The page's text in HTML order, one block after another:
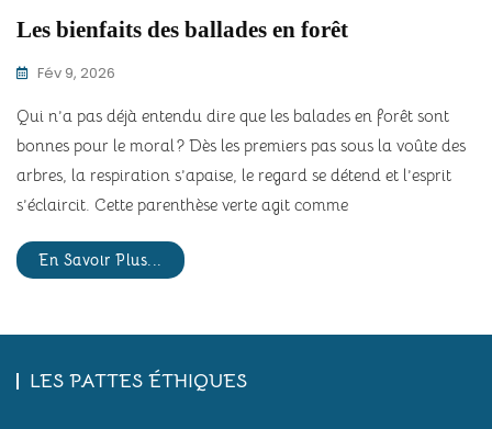
Les bienfaits des ballades en forêt
Fév 9, 2026
Qui n’a pas déjà entendu dire que les balades en forêt sont
bonnes pour le moral ? Dès les premiers pas sous la voûte des
arbres, la respiration s’apaise, le regard se détend et l’esprit
s’éclaircit. Cette parenthèse verte agit comme
En Savoir Plus...
LES PATTES ÉTHIQUES